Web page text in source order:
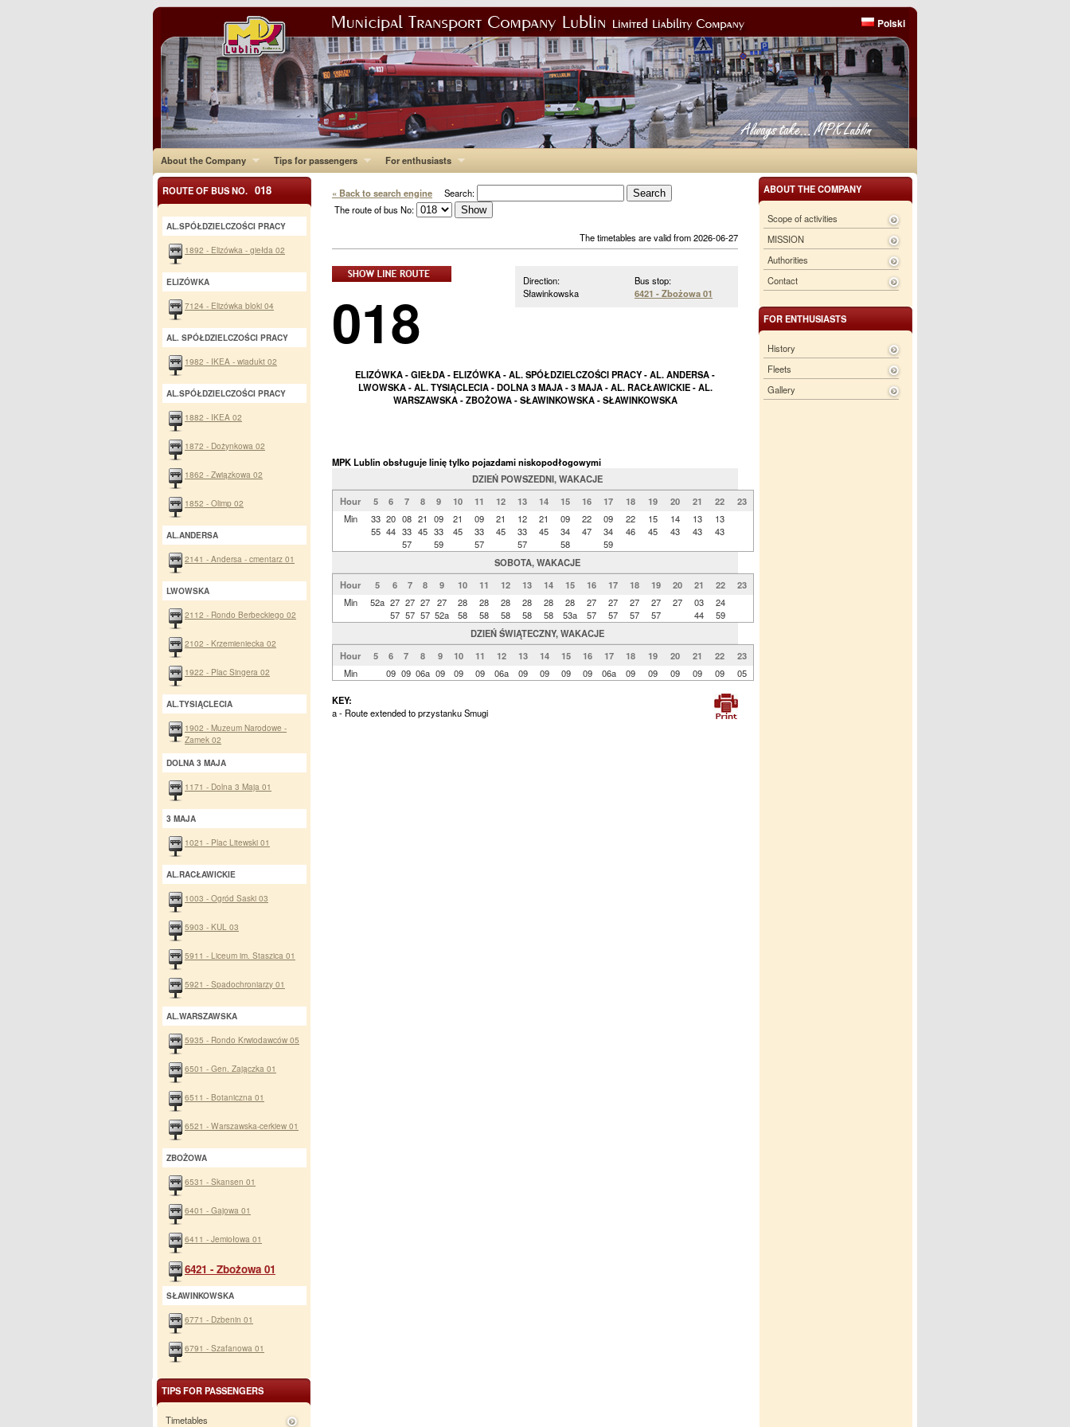
Polski
About the Company Tips for passengers For enthusiasts
ABOUT THE COMPANY
Scope of activities
MISSION
Authorities
Contact
FOR ENTHUSIASTS
History
Fleets
Gallery
« Back to search engine Search:
The route of bus No:
The timetables are valid from 2026-06-27
Bus stop:
6421 - Zbożowa 01
Direction:
Sławinkowska
018
ELIZÓWKA - GIEŁDA - ELIZÓWKA - AL. SPÓŁDZIELCZOŚCI PRACY - AL. ANDERSA -
LWOWSKA - AL. TYSIĄCLECIA - DOLNA 3 MAJA - 3 MAJA - AL. RACŁAWICKIE - AL.
WARSZAWSKA - ZBOŻOWA - SŁAWINKOWSKA - SŁAWINKOWSKA
MPK Lublin obsługuje linię tylko pojazdami niskopodłogowymi
DZIEŃ POWSZEDNI, WAKACJE
Hour
5 6 7 8 9 10 11 12 13 14 15 16 17 18 19 20 21 22
23
Min
33
55
20
44
08
33
57
21
45
09
33
59
21
45
09
33
57
21
45
12
33
57
21
45
09
34
58
22
47
09
34
59
22
46
15
45
14
43
13
43
13
43
SOBOTA, WAKACJE
Hour
5 6 7 8 9 10 11 12 13 14 15 16 17 18 19 20 21 22
23
Min
52a 27
57
27
57
27
57
27
52a
28
58
28
58
28
58
28
58
28
58
28
53a
27
57
27
57
27
57
27
57
27
03
44
24
59
DZIEŃ ŚWIĄTECZNY, WAKACJE
Hour
5 6 7 8 9 10 11 12 13 14 15 16 17 18 19 20 21 22
23
Min
09 09 06a 09 09 09 06a 09 09 09 09 06a 09 09 09 09 09 05
KEY:
a - Route extended to przystanku Smugi
ROUTE OF BUS NO. 018
AL.SPÓŁDZIELCZOŚCI PRACY
1892 - Elizówka - giełda 02
ELIZÓWKA
7124 - Elizówka bloki 04
AL. SPÓŁDZIELCZOŚCI PRACY
1982 - IKEA - wiadukt 02
AL.SPÓŁDZIELCZOŚCI PRACY
1882 - IKEA 02
1872 - Dożynkowa 02
1862 - Związkowa 02
1852 - Olimp 02
AL.ANDERSA
2141 - Andersa - cmentarz 01
LWOWSKA
2112 - Rondo Berbeckiego 02
2102 - Krzemieniecka 02
1922 - Plac Singera 02
AL.TYSIĄCLECIA
1902 - Muzeum Narodowe -
Zamek 02
DOLNA 3 MAJA
1171 - Dolna 3 Maja 01
3 MAJA
1021 - Plac Litewski 01
AL.RACŁAWICKIE
1003 - Ogród Saski 03
5903 - KUL 03
5911 - Liceum im. Staszica 01
5921 - Spadochroniarzy 01
AL.WARSZAWSKA
5935 - Rondo Krwiodawców 05
6501 - Gen. Zajączka 01
6511 - Botaniczna 01
6521 - Warszawska-cerkiew 01
ZBOŻOWA
6531 - Skansen 01
6401 - Gajowa 01
6411 - Jemiołowa 01
6421 - Zbożowa 01
SŁAWINKOWSKA
6771 - Dzbenin 01
6791 - Szafanowa 01
TIPS FOR PASSENGERS
Timetables